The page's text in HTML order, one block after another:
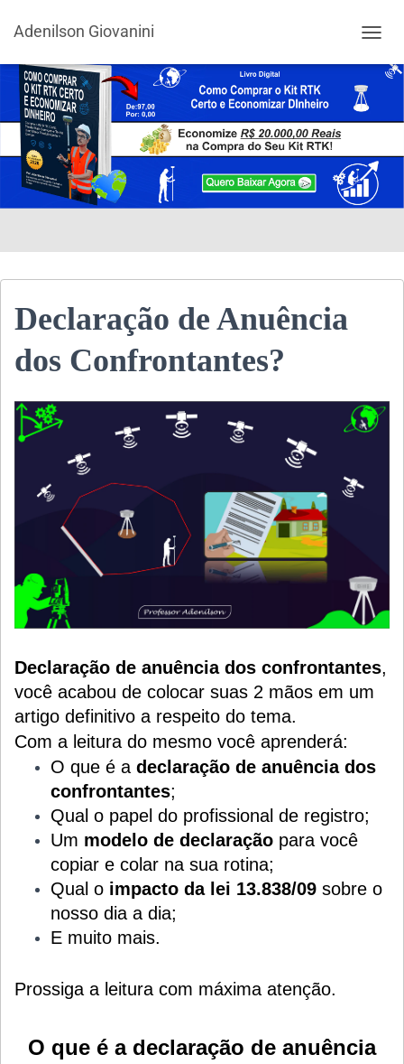
Adenilson Giovanini
Declaração de Anuência
dos Confrontantes?
Declaração de anuência dos confrontantes,
você acabou de colocar suas 2 mãos em um
artigo definitivo a respeito do tema.
Com a leitura do mesmo você aprenderá:
O que é a declaração de anuência dos
confrontantes;
Qual o papel do profissional de registro;
Um modelo de declaração para você
copiar e colar na sua rotina;
Qual o impacto da lei 13.838/09 sobre o
nosso dia a dia;
E muito mais.
Prossiga a leitura com máxima atenção.
O que é a declaração de anuência